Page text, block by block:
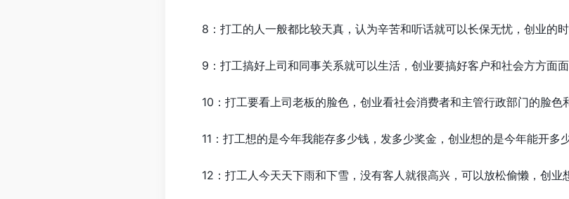
8：打工的人一般都比较天真，认为辛苦和听话就可以长保无忧，创业的时
9：打工搞好上司和同事关系就可以生活，创业要搞好客户和社会方方面面
10：打工要看上司老板的脸色，创业看社会消费者和主管行政部门的脸色
11：打工想的是今年我能存多少钱，发多少奖金，创业想的是今年能开多
12：打工人今天天下雨和下雪，没有客人就很高兴，可以放松偷懒，创业